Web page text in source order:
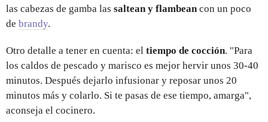
las cabezas de gamba las saltean y flambean con un poco
de brandy.
Otro detalle a tener en cuenta: el tiempo de cocción. "Para
los caldos de pescado y marisco es mejor hervir unos 30-40
minutos. Después dejarlo infusionar y reposar unos 20
minutos más y colarlo. Si te pasas de ese tiempo, amarga",
aconseja el cocinero.